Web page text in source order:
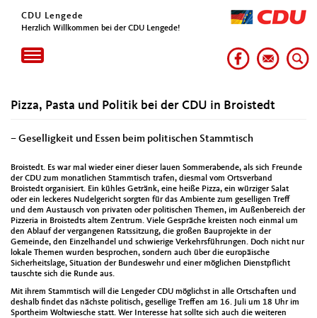
CDU Lengede
Herzlich Willkommen bei der CDU Lengede!
Toggle
navigation
Pizza, Pasta und Politik bei der CDU in Broistedt
– Geselligkeit und Essen beim politischen Stammtisch
Broistedt. Es war mal wieder einer dieser lauen Sommerabende, als sich Freunde
der CDU zum monatlichen Stammtisch trafen, diesmal vom Ortsverband
Broistedt organisiert. Ein kühles Getränk, eine heiße Pizza, ein würziger Salat
oder ein leckeres Nudelgericht sorgten für das Ambiente zum geselligen Treff
und dem Austausch von privaten oder politischen Themen, im Außenbereich der
Pizzeria in Broistedts altem Zentrum. Viele Gespräche kreisten noch einmal um
den Ablauf der vergangenen Ratssitzung, die großen Bauprojekte in der
Gemeinde, den Einzelhandel und schwierige Verkehrsführungen. Doch nicht nur
lokale Themen wurden besprochen, sondern auch über die europäische
Sicherheitslage, Situation der Bundeswehr und einer möglichen Dienstpflicht
tauschte sich die Runde aus.
Mit ihrem Stammtisch will die Lengeder CDU möglichst in alle Ortschaften und
deshalb findet das nächste politisch, gesellige Treffen am 16. Juli um 18 Uhr im
Sportheim Woltwiesche statt. Wer Interesse hat sollte sich auch die weiteren